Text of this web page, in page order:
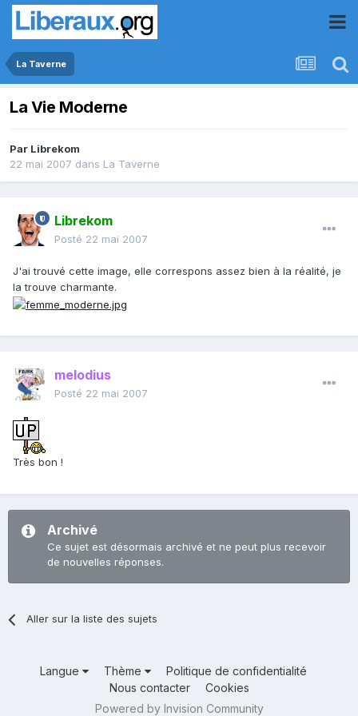
La Taverne
La Vie Moderne
Par Librekom
22 mai 2007 dans La Taverne
Librekom
Posté 22 mai 2007
J'ai trouvé cette image, elle correspons assez bien à la réalité, je
la trouve charmante.
melodius
Posté 22 mai 2007
Très bon !
Archivé
Ce sujet est désormais archivé et ne peut plus recevoir
de nouvelles réponses.
Aller sur la liste des sujets
Langue Thème
Politique de confidentialité
Nous contacter
Cookies
Powered by Invision Community